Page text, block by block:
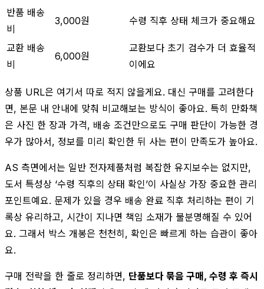
반품 배송
비
3,000원 수령 직후 상태 체크가 중요해요
교환 배송
비
6,000원
교환보다 초기 검수가 더 효율적
이에요
상품 URL은 여기서 따로 적지 않을게요. 대신 구매를 고려한다
면, 본문 내 안내에 맞춰 비교해보는 방식이 좋아요. 특히 만화책
은 사진 한 장과 가격, 배송 조건만으로도 구매 판단이 가능한 경
우가 많아서, 정보를 미리 확인한 뒤 사는 편이 만족도가 높아요.
AS 측면에서는 일반 전자제품처럼 복잡한 유지보수는 없지만,
도서 특성상 ‘수령 직후의 상태 확인’이 사실상 가장 중요한 관리
포인트예요. 문제가 있을 경우 배송 완료 직후 처리하는 편이 기
록상 유리하고, 시간이 지나면 책임 소재가 불분명해질 수 있어
요. 그래서 박스 개봉은 천천히, 확인은 빠르게 하는 습관이 좋아
요.
구매 전략을 한 줄로 정리하면, 단품보다 묶음 구매, 수령 후 즉시